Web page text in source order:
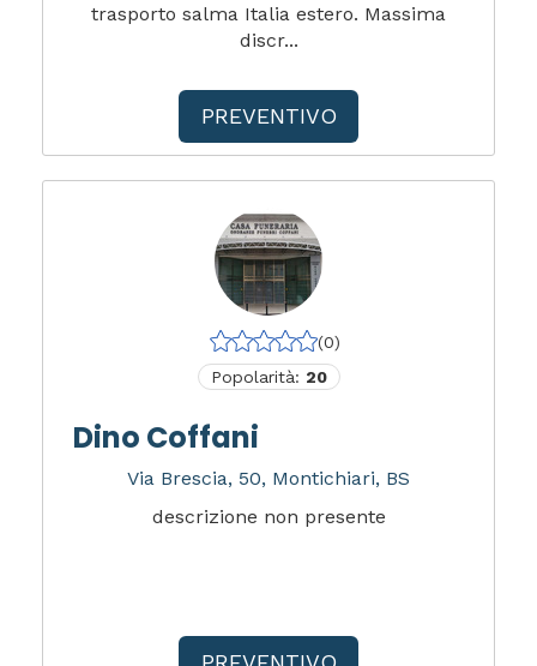
trasporto salma Italia estero. Massima
discr...
PREVENTIVO
(0)
Popolarità: 20
Dino Coffani
Via Brescia, 50, Montichiari, BS
descrizione non presente